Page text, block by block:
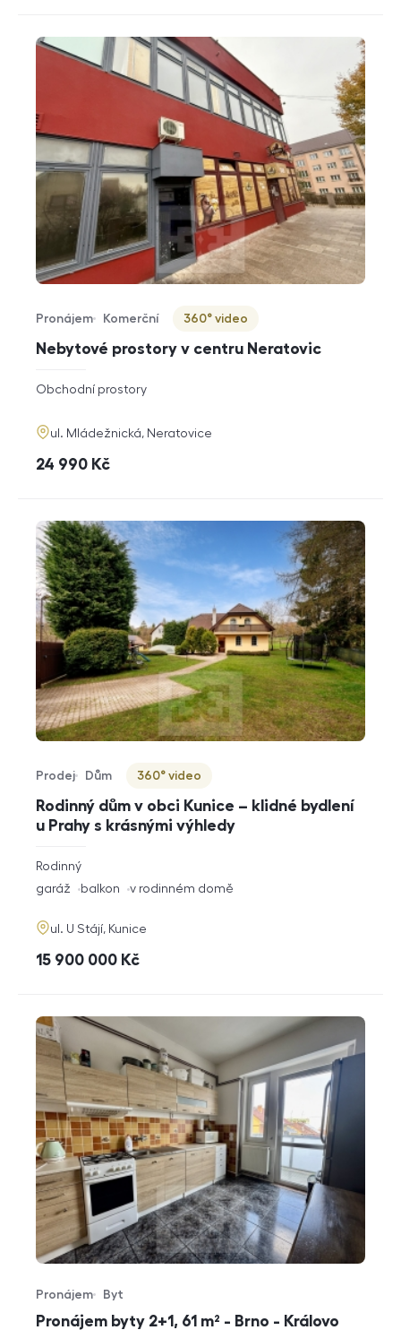
Nebytové prostory v centru Neratovic
Typ nabídky
Pronájem
Typ nemovitosti
Komerční
Virtuální prohlídka
360° video
rozměry
dispozice
Obchodní prostory
adresa
ul. Mládežnická, Neratovice
cena
24 990 Kč
Rodinný dům v obci Kunice – klidné bydlení
u Prahy s krásnými výhledy
Typ nabídky
Prodej
Typ nemovitosti
Dům
Virtuální prohlídka
360° video
rozměry
dispozice
Rodinný
funkce
garáž balkon v rodinném domě
adresa
ul. U Stájí, Kunice
cena
15 900 000 Kč
Pronájem byty 2+1, 61 m² - Brno - Královo
Typ nabídky
Pronájem
Typ nemovitosti
Byt